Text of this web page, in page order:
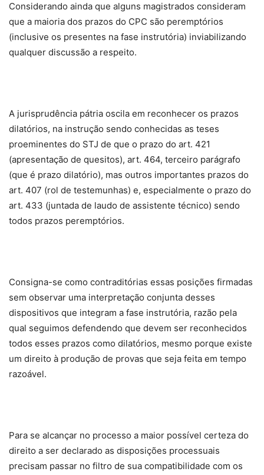
Considerando ainda que alguns magistrados consideram
que a maioria dos prazos do CPC são peremptórios
(inclusive os presentes na fase instrutória) inviabilizando
qualquer discussão a respeito.
A jurisprudência pátria oscila em reconhecer os prazos
dilatórios, na instrução sendo conhecidas as teses
proeminentes do STJ de que o prazo do art. 421
(apresentação de quesitos), art. 464, terceiro parágrafo
(que é prazo dilatório), mas outros importantes prazos do
art. 407 (rol de testemunhas) e, especialmente o prazo do
art. 433 (juntada de laudo de assistente técnico) sendo
todos prazos peremptórios.
Consigna-se como contraditórias essas posições firmadas
sem observar uma interpretação conjunta desses
dispositivos que integram a fase instrutória, razão pela
qual seguimos defendendo que devem ser reconhecidos
todos esses prazos como dilatórios, mesmo porque existe
um direito à produção de provas que seja feita em tempo
razoável.
Para se alcançar no processo a maior possível certeza do
direito a ser declarado as disposições processuais
precisam passar no filtro de sua compatibilidade com os